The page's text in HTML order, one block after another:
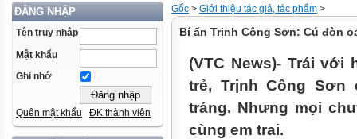
ĐĂNG NHẬP
Tên truy nhập
Mật khẩu
Ghi nhớ
Quên mật khẩu ĐK thành viên
Gốc > Giới thiệu tác giả, tác phẩm >
Bí ẩn Trịnh Công Sơn: Cú đòn
(VTC News)- Trái
trẻ, Trịnh Công
tráng. Nhưng mọi
cùng em trai.